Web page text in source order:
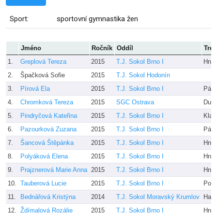
Sport: sportovní gymnastika žen
Jméno Ročník Oddíl
1.
Greplová Tereza 2015 T.J. Sokol Brno I
2.
Špačková Sofie 2015
T.J. Sokol Hodonín
3.
Pírová Ela 2015 T.J. Sokol Brno I
4.
Chromková Tereza 2015 SGC Ostrava
5.
Pindryčová Kateřina 2015 T.J. Sokol Brno I
6.
Pazourková Zuzana 2015 T.J. Sokol Brno I
7.
Šancová Štěpánka 2015 T.J. Sokol Brno I
8.
Polyáková Elena 2015 T.J. Sokol Brno I
9.
Prajznerová Marie Anna 2015 T.J. Sokol Brno I
10. Tauberová Lucie 2015 T.J. Sokol Brno I
11.
Bednářová Kristýna 2014 T.J. Sokol Moravský Krumlov
12. Ždímalová Rozálie 2015 T.J. Sokol Brno I